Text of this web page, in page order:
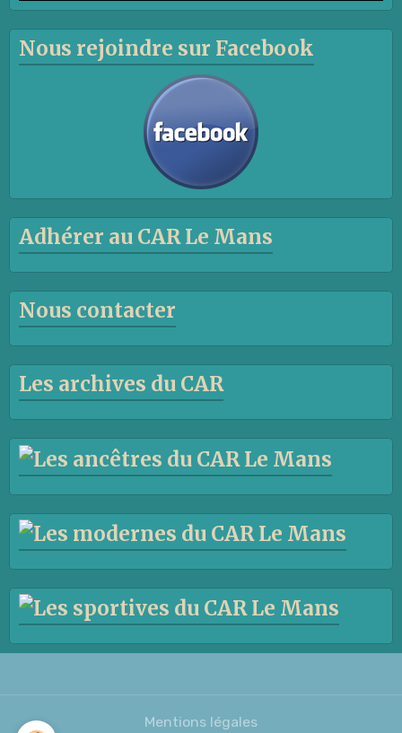
Nous rejoindre sur Facebook
Adhérer au CAR Le Mans
Nous contacter
Les archives du CAR
Mentions légales